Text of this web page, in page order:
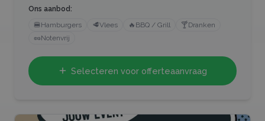
Ons aanbod:
🍔Hamburgers 🥩Vlees 🔥 BBQ / Grill 🍸Dranken
🥜Notenvrij
Selecteren voor offerteaanvraag